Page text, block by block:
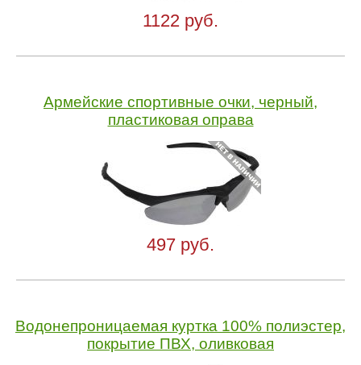
1122 руб.
Армейские спортивные очки, черный,
пластиковая оправа
497 руб.
Водонепроницаемая куртка 100% полиэстер,
покрытие ПВХ, оливковая